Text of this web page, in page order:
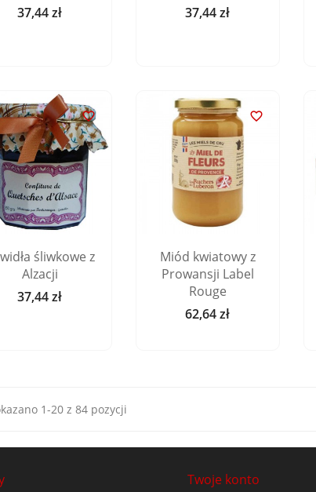
Cena
37,44 zł Cena
37,44 zł

śliwkowe z
Alzacji
Cena
37,44 zł

Miód kwiatowy z
Prowansji Label
Rouge
Cena
62,64 zł
1-20 z 84 pozycji
Twoje konto